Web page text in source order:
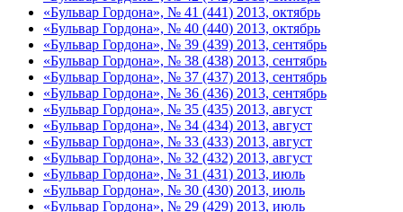
«Бульвар Гордона», № 41 (441) 2013, октябрь
«Бульвар Гордона», № 40 (440) 2013, октябрь
«Бульвар Гордона», № 39 (439) 2013, сентябрь
«Бульвар Гордона», № 38 (438) 2013, сентябрь
«Бульвар Гордона», № 37 (437) 2013, сентябрь
«Бульвар Гордона», № 36 (436) 2013, сентябрь
«Бульвар Гордона», № 35 (435) 2013, август
«Бульвар Гордона», № 34 (434) 2013, август
«Бульвар Гордона», № 33 (433) 2013, август
«Бульвар Гордона», № 32 (432) 2013, август
«Бульвар Гордона», № 31 (431) 2013, июль
«Бульвар Гордона», № 30 (430) 2013, июль
«Бульвар Гордона», № 29 (429) 2013, июль